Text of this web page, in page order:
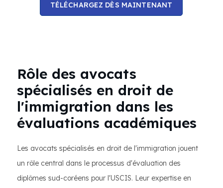
TÉLÉCHARGEZ DÈS MAINTENANT
Rôle des avocats
spécialisés en droit de
l'immigration dans les
évaluations académiques
Les avocats spécialisés en droit de l'immigration jouent
un rôle central dans le processus d'évaluation des
diplômes sud-coréens pour l'USCIS. Leur expertise en